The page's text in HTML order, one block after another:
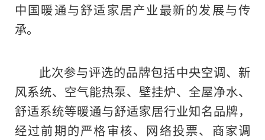
中国暖通与舒适家居产业最新的发展与传
承。
此次参与评选的品牌包括中央空调、新
风系统、空气能热泵、壁挂炉、全屋净水、
舒适系统等暖通与舒适家居行业知名品牌，
经过前期的严格审核、网络投票、商家调